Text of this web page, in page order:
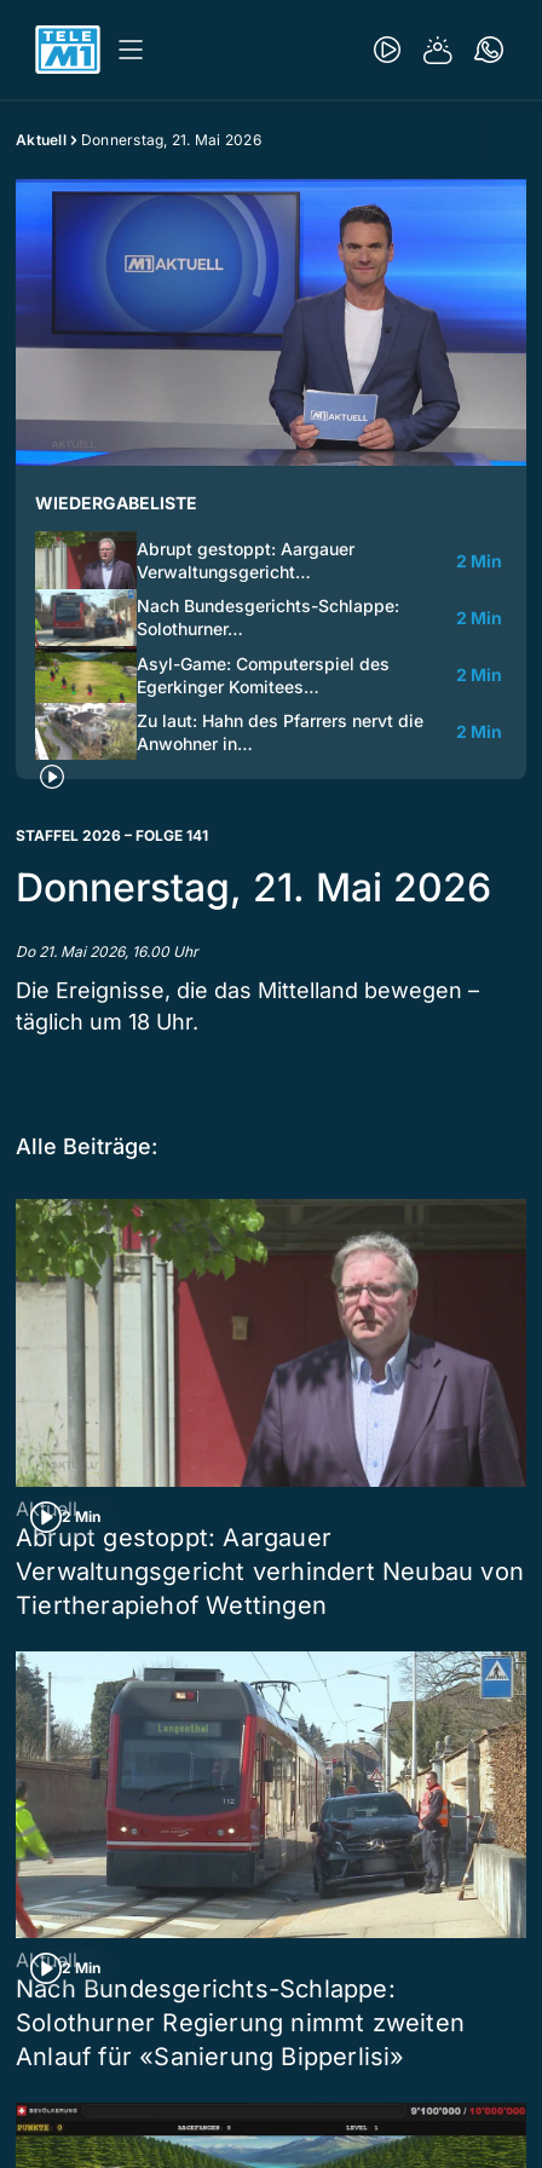
Aktuell Donnerstag, 21. Mai 2026
WIEDERGABELISTE
Abrupt gestoppt: Aargauer
Verwaltungsgericht…
2 Min
Nach Bundesgerichts-Schlappe:
Solothurner…
2 Min
Asyl-Game: Computerspiel des
Egerkinger Komitees…
2 Min
Zu laut: Hahn des Pfarrers nervt die
Anwohner in…
2 Min
STAFFEL 2026 – FOLGE 141
Donnerstag, 21. Mai 2026
Do 21. Mai 2026, 16.00 Uhr
Die Ereignisse, die das Mittelland bewegen –
täglich um 18 Uhr.
Alle Beiträge:
2 Min
Aktuell
Abrupt gestoppt: Aargauer
Verwaltungsgericht verhindert Neubau von
Tiertherapiehof Wettingen
2 Min
Aktuell
Nach Bundesgerichts-Schlappe:
Solothurner Regierung nimmt zweiten
Anlauf für «Sanierung Bipperlisi»